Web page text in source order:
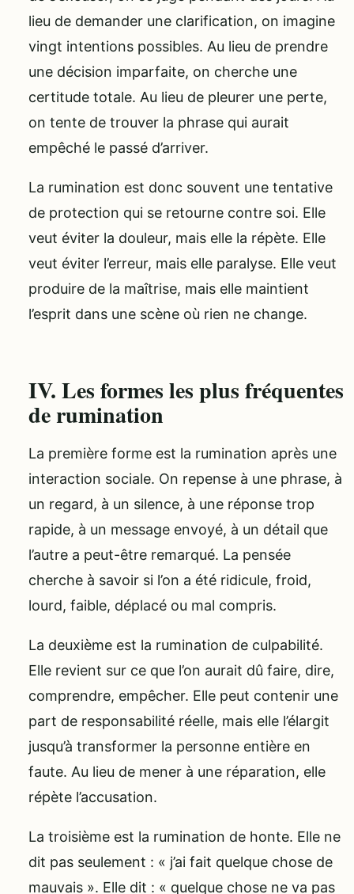
lieu de demander une clarification, on imagine
vingt intentions possibles. Au lieu de prendre
une décision imparfaite, on cherche une
certitude totale. Au lieu de pleurer une perte,
on tente de trouver la phrase qui aurait
empêché le passé d’arriver.
La rumination est donc souvent une tentative
de protection qui se retourne contre soi. Elle
veut éviter la douleur, mais elle la répète. Elle
veut éviter l’erreur, mais elle paralyse. Elle veut
produire de la maîtrise, mais elle maintient
l’esprit dans une scène où rien ne change.
IV. Les formes les plus fréquentes
de rumination
La première forme est la rumination après une
interaction sociale. On repense à une phrase, à
un regard, à un silence, à une réponse trop
rapide, à un message envoyé, à un détail que
l’autre a peut-être remarqué. La pensée
cherche à savoir si l’on a été ridicule, froid,
lourd, faible, déplacé ou mal compris.
La deuxième est la rumination de culpabilité.
Elle revient sur ce que l’on aurait dû faire, dire,
comprendre, empêcher. Elle peut contenir une
part de responsabilité réelle, mais elle l’élargit
jusqu’à transformer la personne entière en
faute. Au lieu de mener à une réparation, elle
répète l’accusation.
La troisième est la rumination de honte. Elle ne
dit pas seulement : « j’ai fait quelque chose de
mauvais ». Elle dit : « quelque chose ne va pas